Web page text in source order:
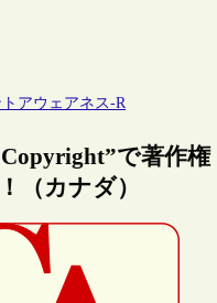
アウェアネス-R
で著作権
（カナダ）